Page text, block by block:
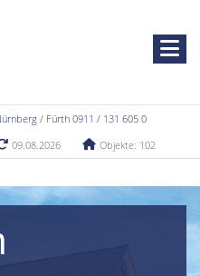
/ Fürth 0911 / 131 605 0
09.08.2026 Objekte: 102